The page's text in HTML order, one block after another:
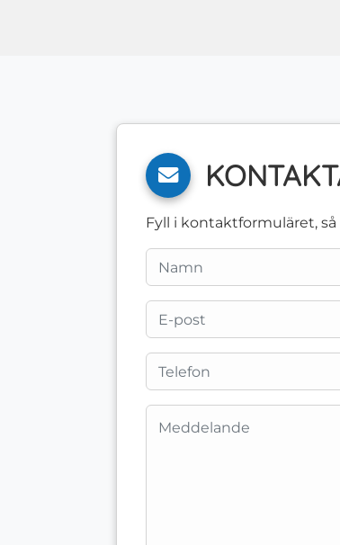
Fyll i kontaktformuläret,